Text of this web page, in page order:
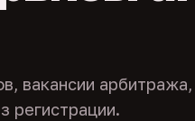
вакансии арбитража,
регистрации.